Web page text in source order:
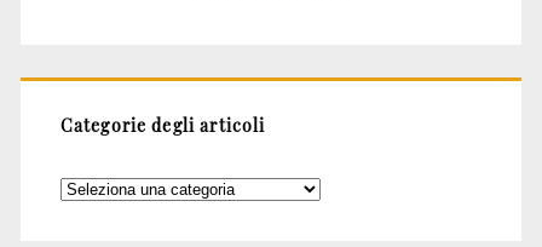
Categorie degli articoli
Categorie